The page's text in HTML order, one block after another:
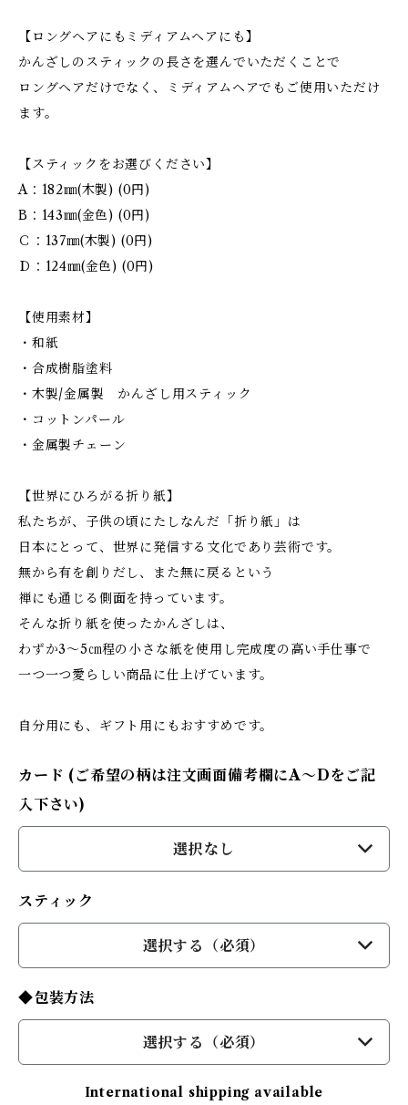
【ロングヘアにもミディアムヘアにも】
かんざしのスティックの長さを選んでいただくことで
ロングヘアだけでなく、ミディアムヘアでもご使用いただけ
ます。
【スティックをお選びください】
A：182㎜(木製) (0円)
B：143㎜(金色) (0円)
Ｃ：137㎜(木製) (0円)
Ｄ：124㎜(金色) (0円)
【使用素材】
・和紙
・合成樹脂塗料
・木製/金属製 かんざし用スティック
・コットンパール
・金属製チェーン
【世界にひろがる折り紙】
私たちが、子供の頃にたしなんだ「折り紙」は
日本にとって、世界に発信する文化であり芸術です。
無から有を創りだし、また無に戻るという
禅にも通じる側面を持っています。
そんな折り紙を使ったかんざしは、
わずか3～5㎝程の小さな紙を使用し完成度の高い手仕事で
一つ一つ愛らしい商品に仕上げています。
自分用にも、ギフト用にもおすすめです。
カード (ご希望の柄は注文画面備考欄にA～Dをご記
入下さい)
選択なし
スティック
選択する（必須）
◆包装方法
選択する（必須）
International shipping available